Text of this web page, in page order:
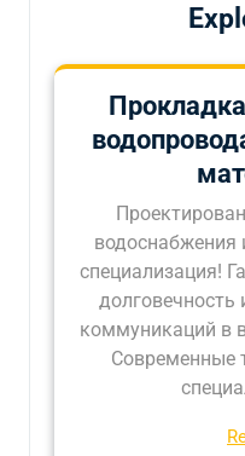
водоснабжения
специализация!
долговечность
коммуникаций в
Современные